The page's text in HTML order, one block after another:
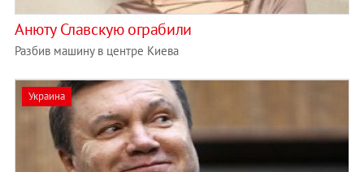
Анюту Славскую ограбили
Разбив машину в центре Киева
Украина